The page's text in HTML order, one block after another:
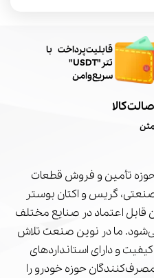
کالا
تأمین و فروش قطعات
گریس و اکتان بوستر
قابل اعتماد در صنایع مختلف
ما در نوین صنعت تلاش
و دارای استانداردهای
مصرف‌کنندگان حوزه خودرو را
​قابلیت پرداخت با
تتر"USDT"
سریع و امن